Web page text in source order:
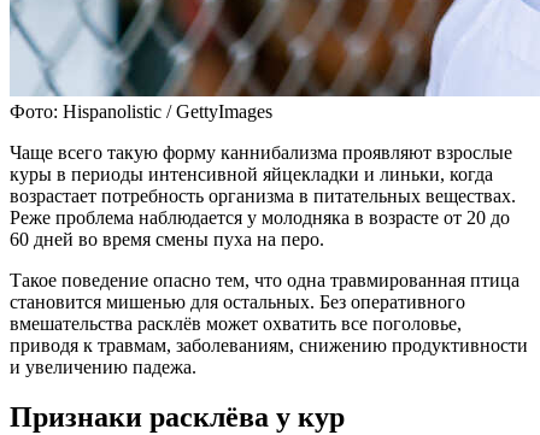
Фото: Hispanolistic / GettyImages
Чаще всего такую форму каннибализма проявляют взрослые
куры в периоды интенсивной яйцекладки и линьки, когда
возрастает потребность организма в питательных веществах.
Реже проблема наблюдается у молодняка в возрасте от 20 до
60 дней во время смены пуха на перо.
Такое поведение опасно тем, что одна травмированная птица
становится мишенью для остальных. Без оперативного
вмешательства расклёв может охватить все поголовье,
приводя к травмам, заболеваниям, снижению продуктивности
и увеличению падежа.
Признаки расклёва у кур